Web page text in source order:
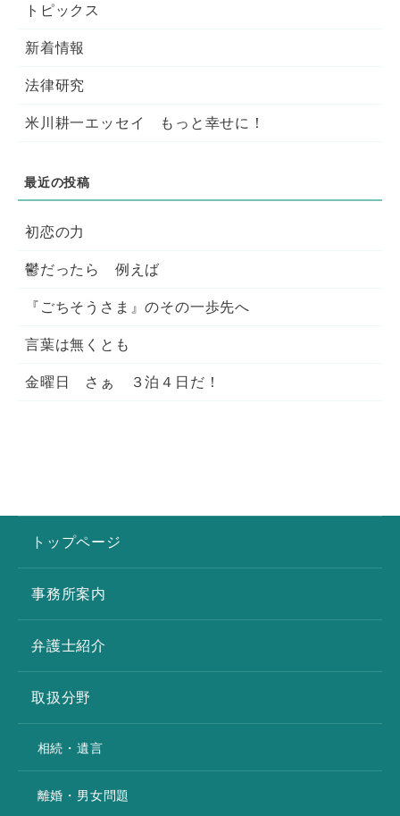
トピックス
新着情報
法律研究
米川耕一エッセイ もっと幸せに！
初恋の力
鬱だったら 例えば
『ごちそうさま』のその一歩先へ
言葉は無くとも
金曜日 さぁ ３泊４日だ！
トップページ
事務所案内
弁護士紹介
取扱分野
相続・遺言
離婚・男女問題